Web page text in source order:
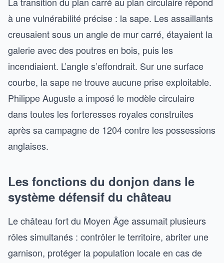
à une vulnérabilité précise : la sape. Les assaillants
creusaient sous un angle de mur carré, étayaient la
galerie avec des poutres en bois, puis les
incendiaient. L’angle s’effondrait. Sur une surface
courbe, la sape ne trouve aucune prise exploitable.
Philippe Auguste a imposé le modèle circulaire
dans toutes les forteresses royales construites
après sa campagne de 1204 contre les possessions
anglaises.
Les fonctions du donjon dans le
système défensif du château
Le château fort du Moyen Âge assumait plusieurs
rôles simultanés : contrôler le territoire, abriter une
garnison, protéger la population locale en cas de